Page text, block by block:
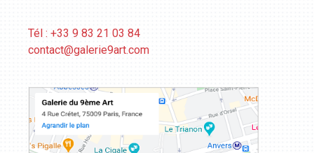
Tél : +33 9 83 21 03 84
contact@galerie9art.com